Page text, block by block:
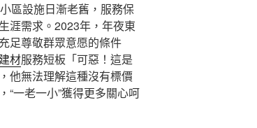
區設施日漸老舊，服務保
涯需求。2023年，年夜東
足尊敬群眾意愿的條件
材服務短板「可惡！這是
他無法理解這種沒有標價
“一老一小”獲得更多關心呵